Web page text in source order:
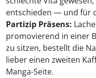
entschieden — und für
Partizip Präsens:
promovierend in einer
zu sitzen, bestellt die
lieber einen zweiten
Manga-Seite.